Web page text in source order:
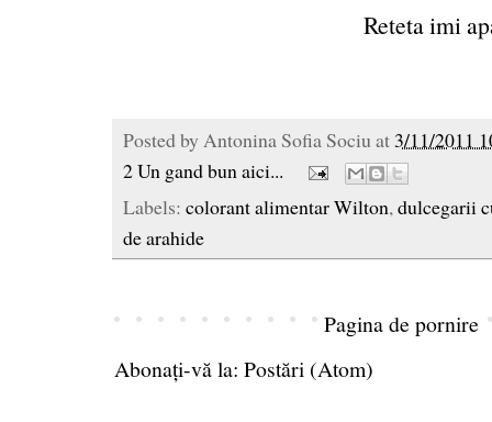
Reteta imi
Posted by Antonina Sofia Sociu at 3/11/2011
2 Un gand bun aici...
Labels: colorant alimentar Wilton,dulcegarii
de arahide
Pagina de pornire
Abonați-vă la: Postări (Atom)